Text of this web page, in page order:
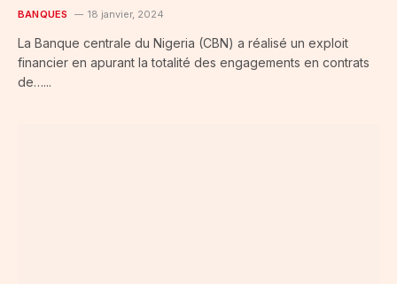
BANQUES 18 janvier, 2024
La Banque centrale du Nigeria (CBN) a réalisé un exploit
financier en apurant la totalité des engagements en contrats
de…...